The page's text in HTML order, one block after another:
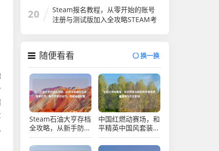
20
Steam报名教程，从零开始的账号
注册与测试版加入全攻略STEAM考
随便看看 换一换
Steam石油大亨存档
全攻略，从新手防翻
车到老饕刷传奇，附
文件修改技巧，稳攥
中国红燃动赛场，和
平精英中国风套装里
的热血信仰与文化回
响